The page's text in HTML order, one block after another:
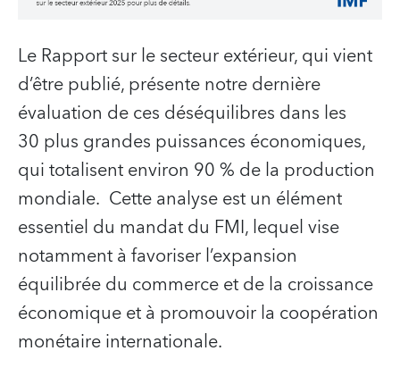
Le Rapport sur le secteur extérieur, qui vient
d’être publié, présente notre dernière
évaluation de ces déséquilibres dans les
30 plus grandes puissances économiques,
qui totalisent environ 90 % de la production
mondiale. Cette analyse est un élément
essentiel du mandat du FMI, lequel vise
notamment à favoriser l’expansion
équilibrée du commerce et de la croissance
économique et à promouvoir la coopération
monétaire internationale.